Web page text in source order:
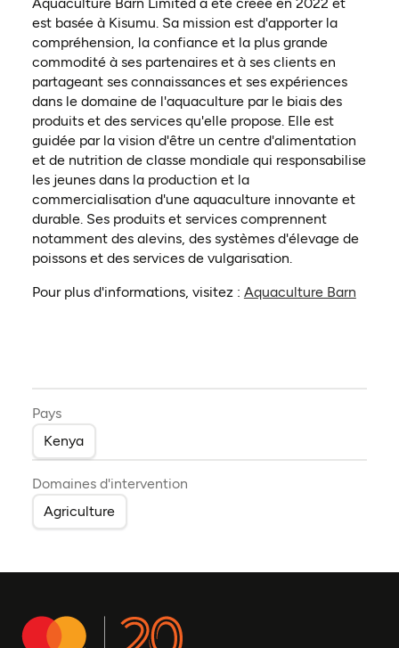
Aquaculture Barn Limited a été créée en 2022 et
est basée à Kisumu. Sa mission est d'apporter la
compréhension, la confiance et la plus grande
commodité à ses partenaires et à ses clients en
partageant ses connaissances et ses expériences
dans le domaine de l'aquaculture par le biais des
produits et des services qu'elle propose. Elle est
guidée par la vision d'être un centre d'alimentation
et de nutrition de classe mondiale qui responsabilise
les jeunes dans la production et la
commercialisation d'une aquaculture innovante et
durable. Ses produits et services comprennent
notamment des alevins, des systèmes d'élevage de
poissons et des services de vulgarisation.
Pour plus d'informations, visitez : Aquaculture Barn
Pays
Kenya
Domaines d'intervention
Agriculture